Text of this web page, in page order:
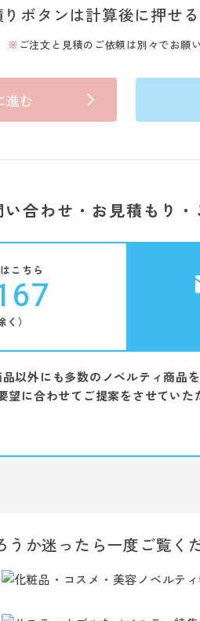
ボタンは計算後に押せ
ご注文と見積のご依頼は別々でお願
進む
合わせ・お見積もり
こちら
く）
以外にも多数のノベルティ商品
望に合わせてご提案をさせてい
か迷ったら一度ご覧く